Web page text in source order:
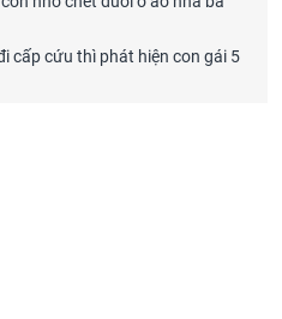
cấp cứu thì phát hiện con gái 5